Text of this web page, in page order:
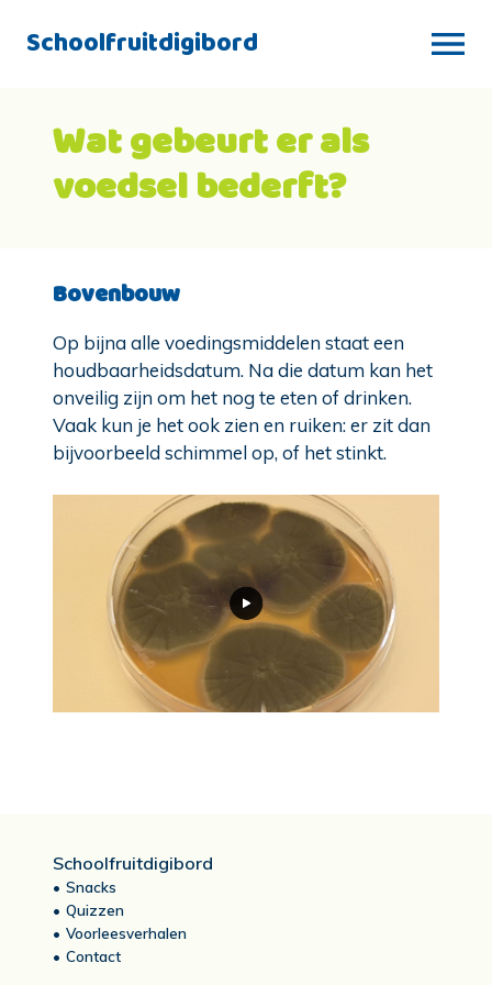
Schoolfruitdigibord
Wat gebeurt er als
voedsel bederft?
Bovenbouw
Op bijna alle voedingsmiddelen staat een
houdbaarheidsdatum. Na die datum kan het
onveilig zijn om het nog te eten of drinken.
Vaak kun je het ook zien en ruiken: er zit dan
bijvoorbeeld schimmel op, of het stinkt.
Schoolfruitdigibord
Snacks
Quizzen
Voorleesverhalen
Contact